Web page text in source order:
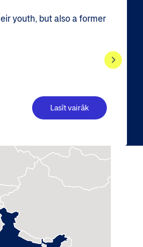
youth, but also a former
Lasīt vairāk